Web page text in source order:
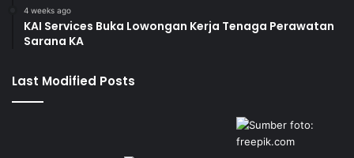
4 weeks ago
KAI Services Buka Lowongan Kerja Tenaga Perawatan
Sarana KA
Last Modified Posts